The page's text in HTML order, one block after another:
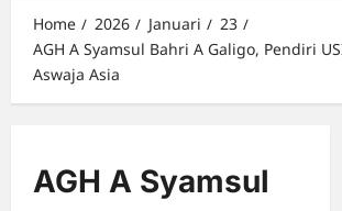
Home 2026 Januari
23
AGH A Syamsul Bahri A Galigo, Pendiri
Aswaja Asia
AGH A Syamsul